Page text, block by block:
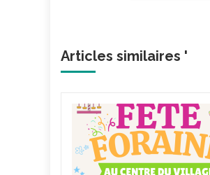
Articles similaires '